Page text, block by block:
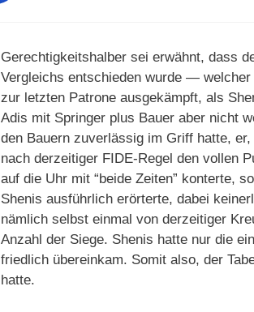
Gerechtigkeitshalber sei erwähnt, dass
Vergleichs entschieden wurde —
zur letzten Patrone ausgekämpft, als
Adis mit Springer plus Bauer aber nicht
den Bauern zuverlässig im Griff hatte,
nach derzeitiger FIDE-Regel den vollen
auf die Uhr mit “beide Zeiten” konterte,
Shenis ausführlich erörterte, dabei
nämlich selbst einmal von derzeitiger
Anzahl der Siege. Shenis hatte nur die
friedlich übereinkam. Somit also, der
hatte.